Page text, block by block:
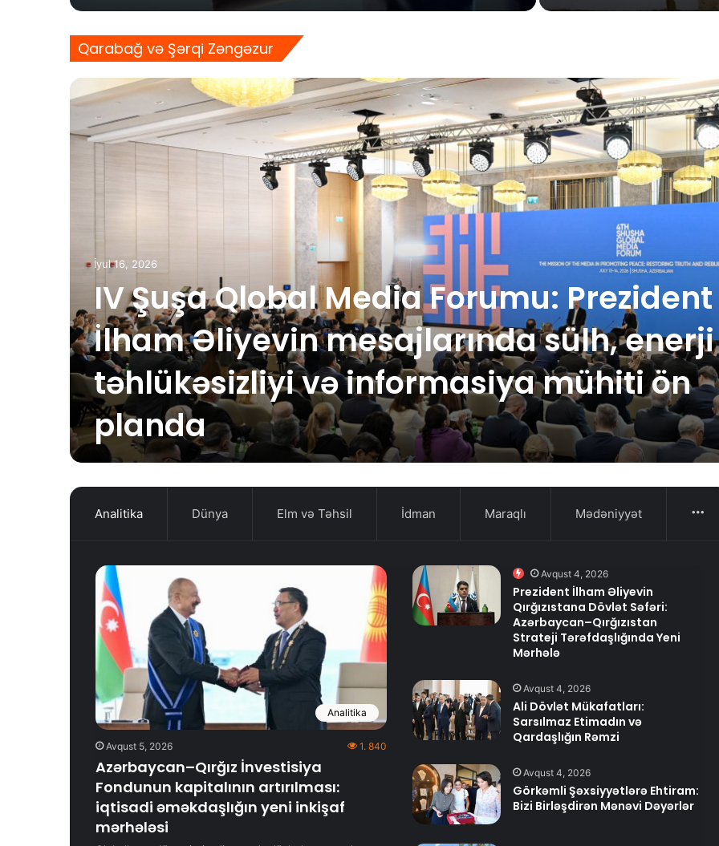
Qarabağ və Şərqi Zəngəzur
İyul 16, 2026
IV Şuşa Qlobal Media Forumu: Prezident
İlham Əliyevin mesajlarında sülh, enerji
təhlükəsizliyi və informasiya mühiti ön
planda
Analitika Dünya Elm və Təhsil İdman Maraqlı Mədəniyyət
Analitika
Avqust 5, 2026 1. 840
Azərbaycan–Qırğız İnvestisiya
Fondunun kapitalının artırılması:
iqtisadi əməkdaşlığın yeni inkişaf
mərhələsi
Avqust 4, 2026
Prezident İlham Əliyevin
Qırğızıstana Dövlət Səfəri:
Azərbaycan–Qırğızıstan
Strateji Tərəfdaşlığında Yeni
Mərhələ
Avqust 4, 2026
Ali Dövlət Mükafatları:
Sarsılmaz Etimadın və
Qardaşlığın Rəmzi
Avqust 4, 2026
Görkəmli Şəxsiyyətlərə Ehtiram:
Bizi Birləşdirən Mənəvi Dəyərlər